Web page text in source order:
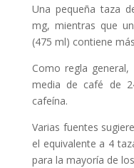
Una pequeña taza
mg, mientras que
(475 ml) contiene
Como regla
media de café de
cafeína.
Varias fuentes
el equivalente a 4
para la mayoría de